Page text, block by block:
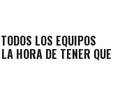
LOS EQUIPOS
HORA DE TENER QUE